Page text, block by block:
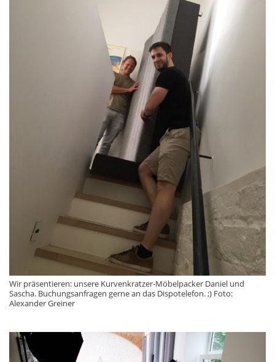
Wir präsentieren: unsere Kurvenkratzer-Möbelpacker Daniel und
Sascha. Buchungsanfragen gerne an das Dispotelefon. ;) Foto:
Alexander Greiner